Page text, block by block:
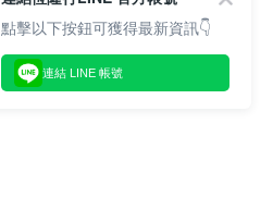
點擊以下按鈕可獲得最新資訊👇
連結 LINE 帳號